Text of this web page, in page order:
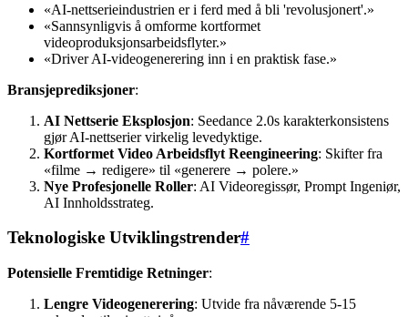
«AI-nettserieindustrien er i ferd med å bli 'revolusjonert'.»
«Sannsynligvis å omforme kortformet
videoproduksjonsarbeidsflyter.»
«Driver AI-videogenerering inn i en praktisk fase.»
Bransjeprediksjoner:
AI Nettserie Eksplosjon: Seedance 2.0s karakterkonsistens
gjør AI-nettserier virkelig levedyktige.
Kortformet Video Arbeidsflyt Reengineering: Skifter fra
«filme → redigere» til «generere → polere.»
Nye Profesjonelle Roller: AI Videoregissør, Prompt Ingeniør,
AI Innholdsstrateg.
Teknologiske Utviklingstrender#
Potensielle Fremtidige Retninger:
Lengre Videogenerering: Utvide fra nåværende 5-15